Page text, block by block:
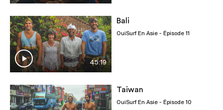
45:19
Bali
OuiSurf En Asie - Épisode 11
Taiwan
OuiSurf En Asie - Épisode 10